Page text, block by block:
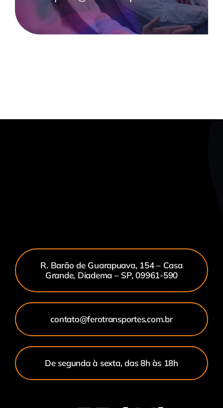
R. Barão de Guarapuava, 154 – Casa
Grande, Diadema – SP, 09961-590
contato@ferotransportes.com.br
De segunda à sexta, das 8h às 18h